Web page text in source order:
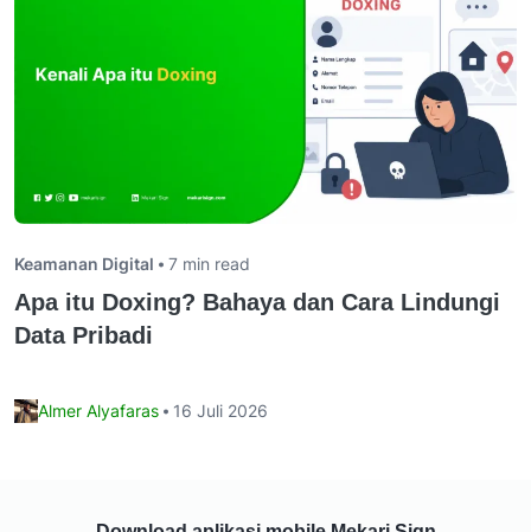
Keamanan Digital 7 min read
Apa itu Doxing? Bahaya dan Cara Lindungi
Data Pribadi
Almer Alyafaras 16 Juli 2026